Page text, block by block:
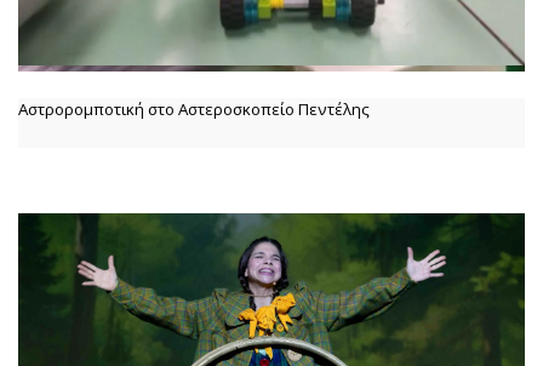
Αστρορομποτική στο Αστεροσκοπείο Πεντέλης